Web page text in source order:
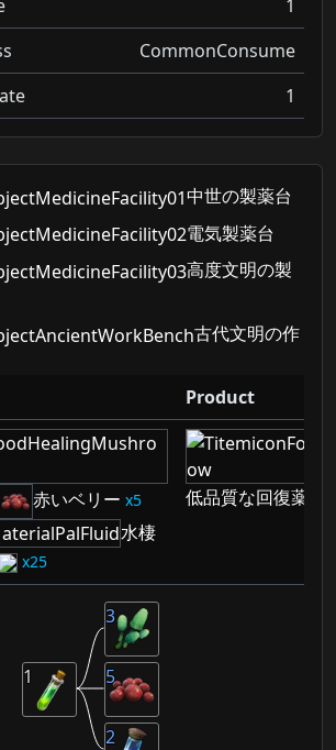
1
CommonConsume
1
中世の製薬台
電気製薬台
高度文明の製
古代文明の作
Product
赤いベリー 5
水棲
25
低品質な回復薬
2
5
3
1